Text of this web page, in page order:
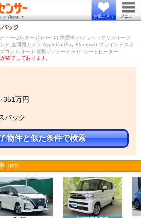
お気に入り メニュー
ック
ィーゼルターボ (パール) 禁煙車 パノラミックサンルーフ
ド 全周囲カメラ AppleCarPlay Bluetooth ブラインドスポ
コントロール 電動リアゲート ETC シートヒーター
終了しております。
351万円
バック
物件と似た条件で検索
［PR］